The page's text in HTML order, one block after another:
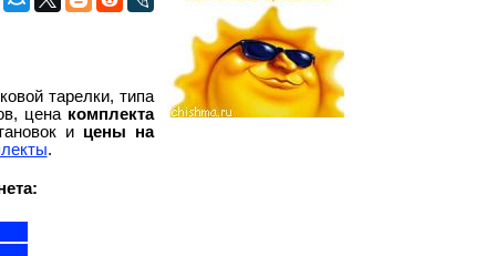
тарелки, типа
цена комплекта
и цены на
.